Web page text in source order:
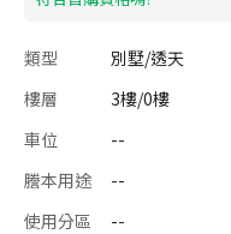
類型 別墅/透天
樓層
3樓/0樓
車位
--
謄本用途
--
使用分區
--